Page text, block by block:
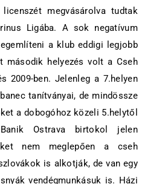
megvásárolva tudtak
Ligába. A sok negatívum
a klub eddigi legjobb
második helyezés volt a Cseh
2009-ben. Jelenleg a 7.helyen
tanítványai, de mindössze
a dobogóhoz közeli 5.helytől
Ostrava birtokol jelen
nem meglepően a cseh
is alkotják, de van egy
vendégmunkásuk is. Házi